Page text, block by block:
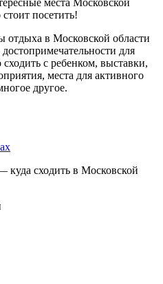
места Московской
посетить!
в Московской области
для
с ребенком, выставки,
места для активного
другое.
сходить в Московской